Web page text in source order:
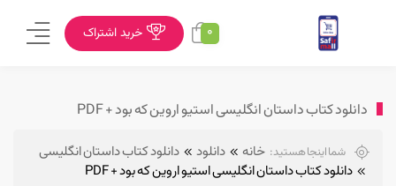
0 خرید اشتراک
دانلود کتاب داستان انگلیسی استیو اروین که بود + PDF
شما اینجا هستید: خانه دانلود
دانلود کتاب داستان انگلیسی
دانلود کتاب داستان انگلیسی استیو اروین که بود + PDF